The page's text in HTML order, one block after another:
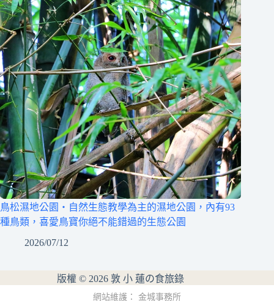
鳥松濕地公園‧自然生態教學為主的濕地公園，內有93
種鳥類，喜愛鳥寶你絕不能錯過的生態公園
2026/07/12
版權 © 2026 敦 小 蓮の食旅錄
網站維護： 金城事務所